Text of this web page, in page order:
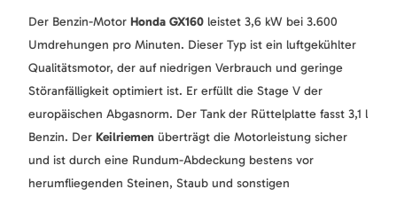
Der Benzin-Motor Honda GX160 leistet 3,6 kW bei 3.600
Umdrehungen pro Minuten. Dieser Typ ist ein luftgekühlter
Qualitätsmotor, der auf niedrigen Verbrauch und geringe
Störanfälligkeit optimiert ist. Er erfüllt die Stage V der
europäischen Abgasnorm. Der Tank der Rüttelplatte fasst 3,1 l
Benzin. Der Keilriemen überträgt die Motorleistung sicher
und ist durch eine Rundum-Abdeckung bestens vor
herumfliegenden Steinen, Staub und sonstigen